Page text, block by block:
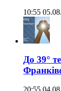
10:55
До 39°
20:55